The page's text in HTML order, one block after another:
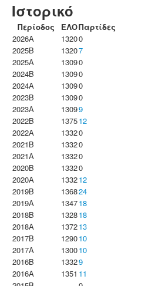
Ιστορικό
Περίοδος ΕΛΟΠαρτίδες
2026A
13200
2025B
13207
2025A
13090
2024B
13090
2024A
13090
2023B
13090
2023Α
13099
2022B
137512
2022A
13320
2021B
13320
2021A
13320
2020B
13320
2020A
133212
2019B
136824
2019A
134718
2018B
132818
2018A
137213
2017B
129010
2017A
130010
2016B
13329
2016A
1351 11